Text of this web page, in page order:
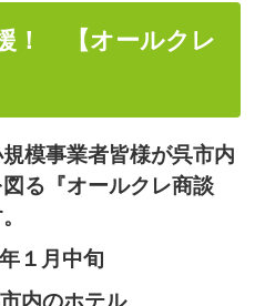
！ 【オールクレ
模事業者皆様が呉市内
る『オールクレ商談
月中旬